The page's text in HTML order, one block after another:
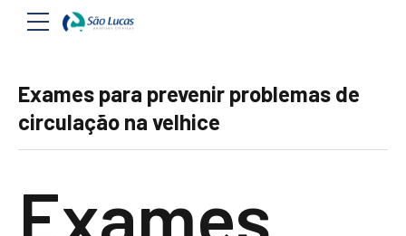
Exames para prevenir problemas de
circulação na velhice
Exames